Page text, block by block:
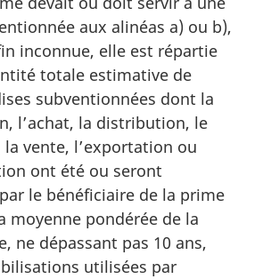
aux alinéas a) ou b),
inconnue, elle est répartie
totale estimative de
subventionnées dont la
l’achat, la distribution, le
vente, l’exportation ou
ont été ou seront
le bénéficiaire de la prime
moyenne pondérée de la
ne dépassant pas 10 ans,
utilisées par